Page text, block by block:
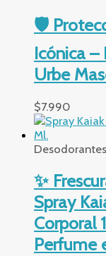
🛡️
Icónica
Urbe
$7.990
Desodorantes
✨
Spray
Corporal
Perfume